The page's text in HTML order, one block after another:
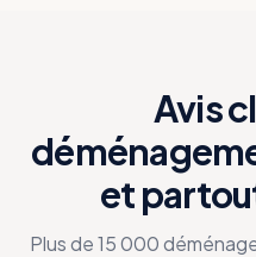
Avis
et
Plus de 15 000